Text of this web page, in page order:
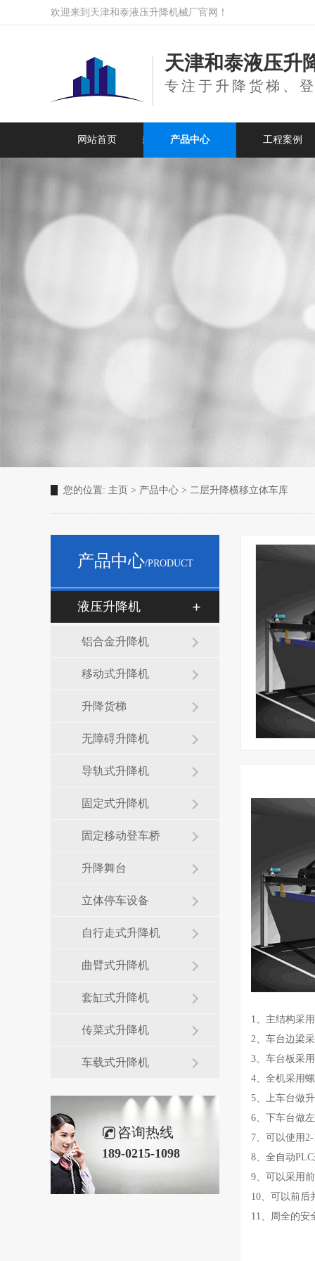
欢迎来到天津和泰液压升降机械厂官网！
天津和泰液压升
专注于升降货梯、
网站首页 产品中心 工程案例
您的位置: 主页 > 产品中心 > 二层升降横移立体车库
产品中心/PRODUCT
液压升降机
铝合金升降机
移动式升降机
升降货梯
无障碍升降机
导轨式升降机
固定式升降机
固定移动登车桥
升降舞台
立体停车设备
自行走式升降机
曲臂式升降机
套缸式升降机
传菜式升降机
车载式升降机
咨询热线
189-0215-1098
1、主结构采
2、车台边梁
3、车台板采
4、全机采用
5、上车台做
6、下车台做
7、可以使用
8、全自动
9、可以采用
10、可以前后
11、周全的安